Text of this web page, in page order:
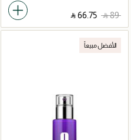
‎ ⃁ ⁦89⁩ ‎
‎ ⃁ ⁦66.75⁩ ‎
الأفضل مبيعاً